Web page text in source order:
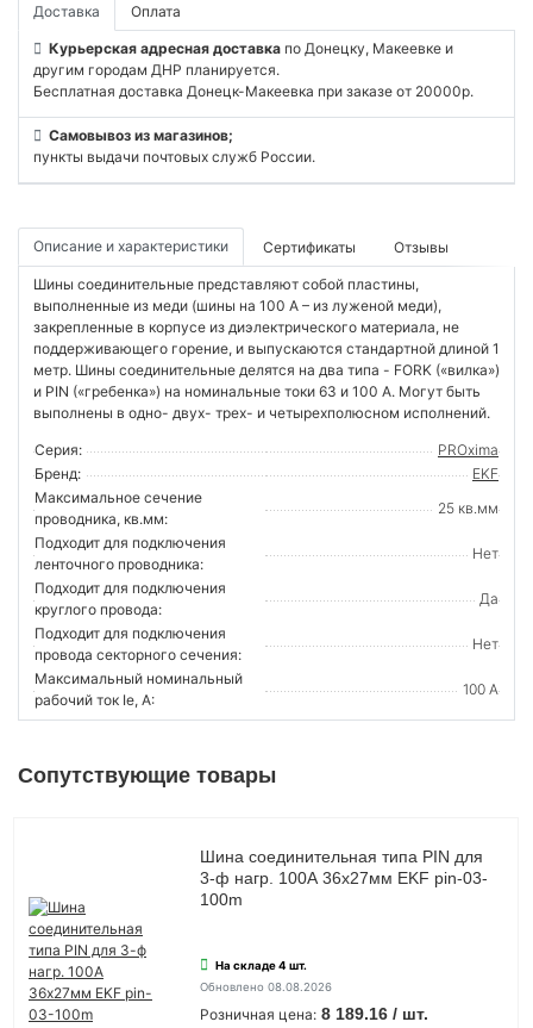
Доставка Оплата
Курьерская адресная доставка по Донецку, Макеевке и
другим городам ДНР планируется.
Бесплатная доставка Донецк-Макеевка при заказе от 20000р.
Самовывоз из магазинов;
пункты выдачи почтовых служб России.
Описание и характеристики Сертификаты Отзывы
Шины соединительные представляют собой пластины,
выполненные из меди (шины на 100 А – из луженой меди),
закрепленные в корпусе из диэлектрического материала, не
поддерживающего горение, и выпускаются стандартной длиной 1
метр. Шины соединительные делятся на два типа - FORK («вилка»)
и PIN («гребенка») на номинальные токи 63 и 100 А. Могут быть
выполнены в одно- двух- трех- и четырехполюсном исполнений.
Серия:
PROxima
Бренд:
EKF
Максимальное сечение
проводника, кв.мм:
25 кв.мм
Подходит для подключения
ленточного проводника:
Нет
Подходит для подключения
круглого провода:
Да
Подходит для подключения
провода секторного сечения:
Нет
Максимальный номинальный
рабочий ток Ie, А:
100 А
Сопутствующие товары
Шина соединительная типа PIN для
3-ф нагр. 100А 36х27мм EKF pin-03-
100m
На складе 4 шт.
Обновлено 08.08.2026
Розничная цена: 8 189.16 / шт.